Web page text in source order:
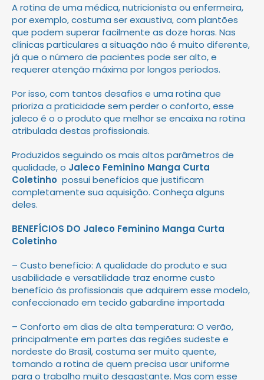
A rotina de uma médica, nutricionista ou enfermeira,
por exemplo, costuma ser exaustiva, com plantões
que podem superar facilmente as doze horas. Nas
clínicas particulares a situação não é muito diferente,
já que o número de pacientes pode ser alto, e
requerer atenção máxima por longos períodos.
Por isso, com tantos desafios e uma rotina que
prioriza a praticidade sem perder o conforto, esse
jaleco é o o produto que melhor se encaixa na rotina
atribulada destas profissionais.
Produzidos seguindo os mais altos parâmetros de
qualidade, o Jaleco Feminino Manga Curta
Coletinho possui benefícios que justificam
completamente sua aquisição. Conheça alguns
deles.
BENEFÍCIOS DO Jaleco Feminino Manga Curta
Coletinho
– Custo benefício: A qualidade do produto e sua
usabilidade e versatilidade traz enorme custo
benefício às profissionais que adquirem esse modelo,
confeccionado em tecido gabardine importada
– Conforto em dias de alta temperatura: O verão,
principalmente em partes das regiões sudeste e
nordeste do Brasil, costuma ser muito quente,
tornando a rotina de quem precisa usar uniforme
para o trabalho muito desgastante. Mas com esse